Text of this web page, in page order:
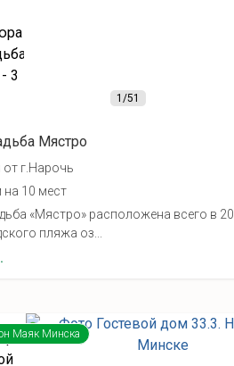
1/51
Мястро
от г.Нарочь
на 10 мест
«Мястро» расположена всего в
пляжа оз...
Маяк Минска